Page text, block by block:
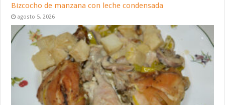
Bizcocho de manzana con leche condensada
agosto 5, 2026